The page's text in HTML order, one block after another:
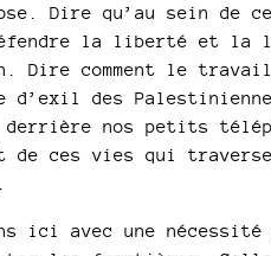
Dire qu’au sein de
la liberté et la
Dire comment le
d’exil des
nos petits
de ces vies qui
ici avec une